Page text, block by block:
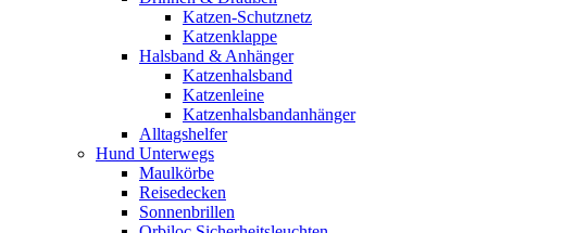
Katzen-Schutznetz
Katzenklappe
Halsband & Anhänger
Katzenhalsband
Katzenleine
Katzenhalsbandanhänger
Alltagshelfer
Hund Unterwegs
Maulkörbe
Reisedecken
Sonnenbrillen